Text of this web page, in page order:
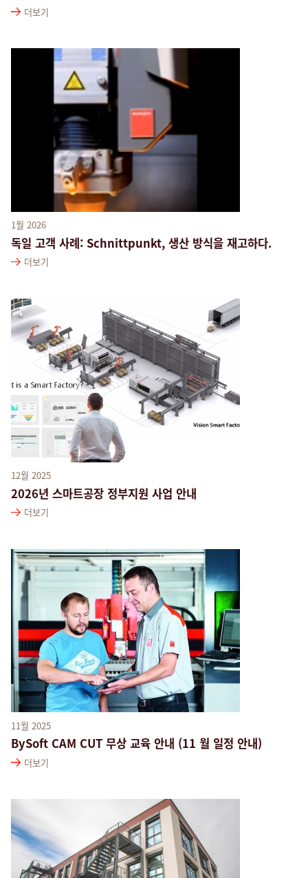
더보기
1월 2026
독일 고객 사례: Schnittpunkt, 생산 방식을 재고하다.
더보기
12월 2025
2026년 스마트공장 정부지원 사업 안내
더보기
11월 2025
BySoft CAM CUT 무상 교육 안내 (11 월 일정 안내)
더보기